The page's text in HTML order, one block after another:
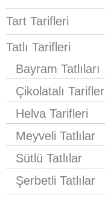
Tart Tarifleri
Tatlı Tarifleri
Bayram Tatlıları
Çikolatalı Tarifler
Helva Tarifleri
Meyveli Tatlılar
Sütlü Tatlılar
Şerbetli Tatlılar